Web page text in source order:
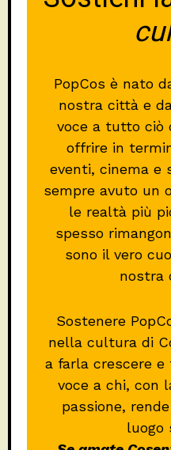
PopCos è nato
nostra città e
voce a tutto ciò
offrire in
eventi, cinema e
sempre avuto un
le realtà più
spesso
sono il vero
nostra
Sostenere
nella cultura di
a farla crescere e
voce a chi, con
passione,
luogo